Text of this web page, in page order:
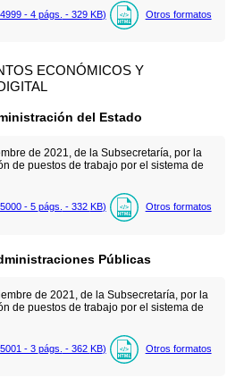
- 4 págs. - 329 KB) Otros formatos
ECONÓMICOS Y
del Estado
de 2021, de la Subsecretaría, por la
de puestos de trabajo por el sistema de
- 5 págs. - 332 KB) Otros formatos
Públicas
de 2021, de la Subsecretaría, por la
de puestos de trabajo por el sistema de
- 3 págs. - 362 KB) Otros formatos